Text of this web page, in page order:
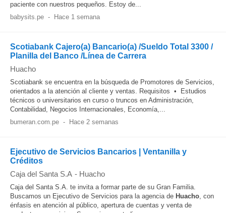
paciente con nuestros pequeños. Estoy de...
babysits.pe - Hace 1 semana
Scotiabank Cajero(a) Bancario(a) /Sueldo Total 3300 /
Planilla del Banco /Línea de Carrera
Huacho
Scotiabank se encuentra en la búsqueda de Promotores de Servicios,
orientados a la atención al cliente y ventas. Requisitos • Estudios
técnicos o universitarios en curso o truncos en Administración,
Contabilidad, Negocios Internacionales, Economía,...
bumeran.com.pe - Hace 2 semanas
Ejecutivo de Servicios Bancarios | Ventanilla y
Créditos
Caja del Santa S.A - Huacho
Caja del Santa S.A. te invita a formar parte de su Gran Familia.
Buscamos un Ejecutivo de Servicios para la agencia de Huacho, con
énfasis en atención al público, apertura de cuentas y venta de